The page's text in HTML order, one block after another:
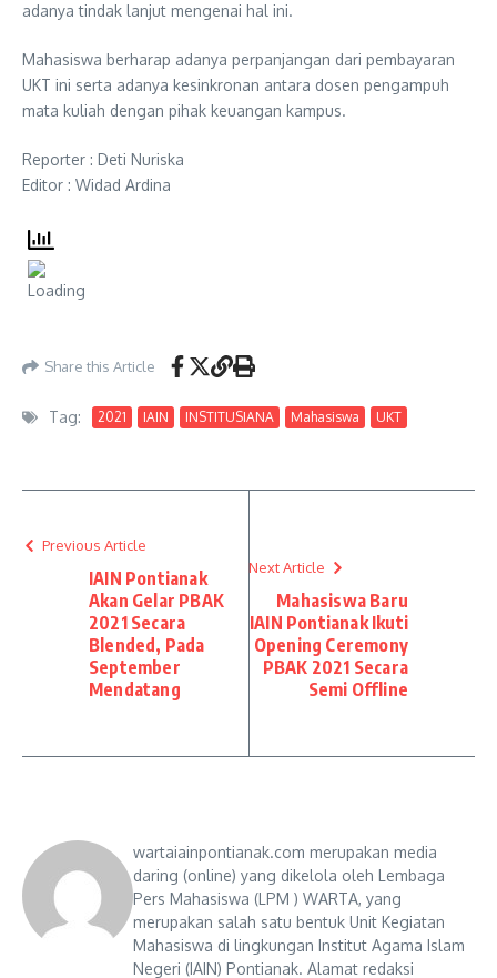
adanya tindak lanjut mengenai hal ini.
Mahasiswa berharap adanya perpanjangan dari pembayaran
UKT ini serta adanya kesinkronan antara dosen pengampuh
mata kuliah dengan pihak keuangan kampus.
Reporter : Deti Nuriska
Editor : Widad Ardina
Share this Article
Tag: 2021 IAIN INSTITUSIANA Mahasiswa UKT
Previous Article
IAIN Pontianak
Akan Gelar PBAK
2021 Secara
Blended, Pada
September
Mendatang
Next Article
Mahasiswa Baru
IAIN Pontianak Ikuti
Opening Ceremony
PBAK 2021 Secara
Semi Offline
wartaiainpontianak.com merupakan media
daring (online) yang dikelola oleh Lembaga
Pers Mahasiswa (LPM ) WARTA, yang
merupakan salah satu bentuk Unit Kegiatan
Mahasiswa di lingkungan Institut Agama Islam
Negeri (IAIN) Pontianak. Alamat redaksi